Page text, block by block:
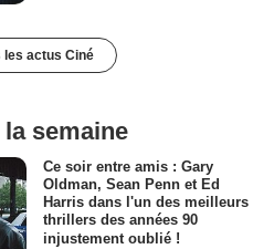
les actus Ciné
semaine
Ce soir entre amis : Gary
Oldman, Sean Penn et Ed
Harris dans l'un des meilleurs
thrillers des années 90
injustement oublié !